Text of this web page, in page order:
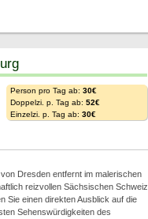
Person pro Tag ab: 30€
Doppelzi. p. Tag ab: 52€
Einzelzi. p. Tag ab: 30€
Dresden entfernt im malerischen
reizvollen Sächsischen Schweiz.
Sie einen direkten Ausblick auf die
Sehenswürdigkeiten des